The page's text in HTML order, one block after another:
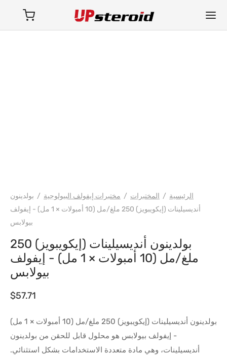
الرئيسية / المختبرات / مختبرات إيفولف البيولوجية / بولدينون
أنديسيلينات (إيكويبويز) 250 ملغ/مل (10 أمبولات × 1 مل) - إيفولف
بيولابس
بولدينون أنديسيلينات (إيكويبويز) 250
ملغ/مل (10 أمبولات × 1 مل) - إيفولف
بيولابس
$57.71
بولدينون أنديسيلينات (إيكويبويز) 250 ملغ/مل (10 أمبولات × 1 مل)
- إيفولف بيولابس هو محلول قابل للحقن من بولدينون
أنديسيلينات، وهي مادة متعددة الاستخدامات بشكل استثنائي.